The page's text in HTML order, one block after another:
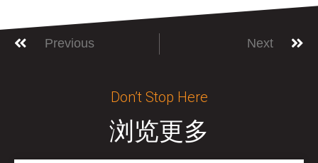
Previous Next
Don’t Stop Here
浏览更多